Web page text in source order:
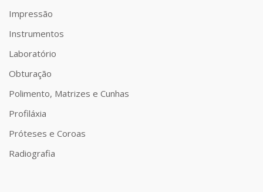
Impressão
Instrumentos
Laboratório
Obturação
Polimento, Matrizes e Cunhas
Profiláxia
Próteses e Coroas
Radiografia